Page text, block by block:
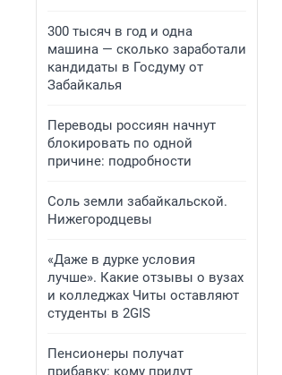
300 тысяч в год и одна
машина — сколько заработали
кандидаты в Госдуму от
Забайкалья
Переводы россиян начнут
блокировать по одной
причине: подробности
Соль земли забайкальской.
Нижегородцевы
«Даже в дурке условия
лучше». Какие отзывы о вузах
и колледжах Читы оставляют
студенты в 2GIS
Пенсионеры получат
прибавку: кому придут